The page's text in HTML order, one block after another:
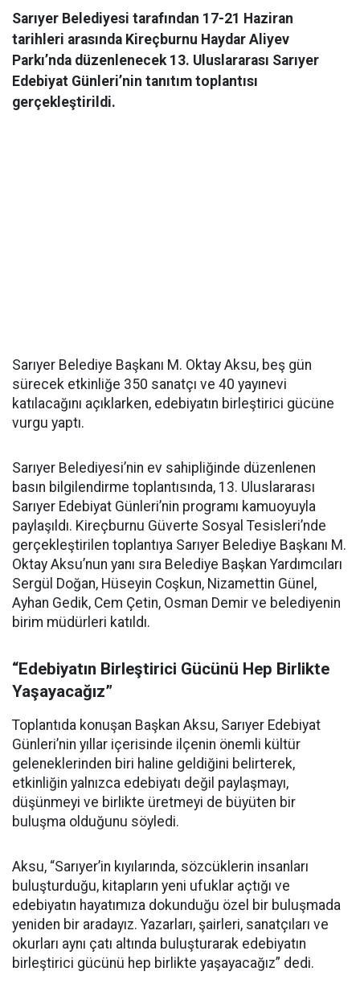
Sarıyer Belediyesi tarafından 17-21 Haziran
tarihleri arasında Kireçburnu Haydar Aliyev
Parkı’nda düzenlenecek 13. Uluslararası Sarıyer
Edebiyat Günleri’nin tanıtım toplantısı
gerçekleştirildi.
Sarıyer Belediye Başkanı M. Oktay Aksu, beş gün
sürecek etkinliğe 350 sanatçı ve 40 yayınevi
katılacağını açıklarken, edebiyatın birleştirici gücüne
vurgu yaptı.
Sarıyer Belediyesi’nin ev sahipliğinde düzenlenen
basın bilgilendirme toplantısında, 13. Uluslararası
Sarıyer Edebiyat Günleri’nin programı kamuoyuyla
paylaşıldı. Kireçburnu Güverte Sosyal Tesisleri’nde
gerçekleştirilen toplantıya Sarıyer Belediye Başkanı M.
Oktay Aksu’nun yanı sıra Belediye Başkan Yardımcıları
Sergül Doğan, Hüseyin Coşkun, Nizamettin Günel,
Ayhan Gedik, Cem Çetin, Osman Demir ve belediyenin
birim müdürleri katıldı.
“Edebiyatın Birleştirici Gücünü Hep Birlikte
Yaşayacağız”
Toplantıda konuşan Başkan Aksu, Sarıyer Edebiyat
Günleri’nin yıllar içerisinde ilçenin önemli kültür
geleneklerinden biri haline geldiğini belirterek,
etkinliğin yalnızca edebiyatı değil paylaşmayı,
düşünmeyi ve birlikte üretmeyi de büyüten bir
buluşma olduğunu söyledi.
Aksu, “Sarıyer’in kıyılarında, sözcüklerin insanları
buluşturduğu, kitapların yeni ufuklar açtığı ve
edebiyatın hayatımıza dokunduğu özel bir buluşmada
yeniden bir aradayız. Yazarları, şairleri, sanatçıları ve
okurları aynı çatı altında buluşturarak edebiyatın
birleştirici gücünü hep birlikte yaşayacağız” dedi.